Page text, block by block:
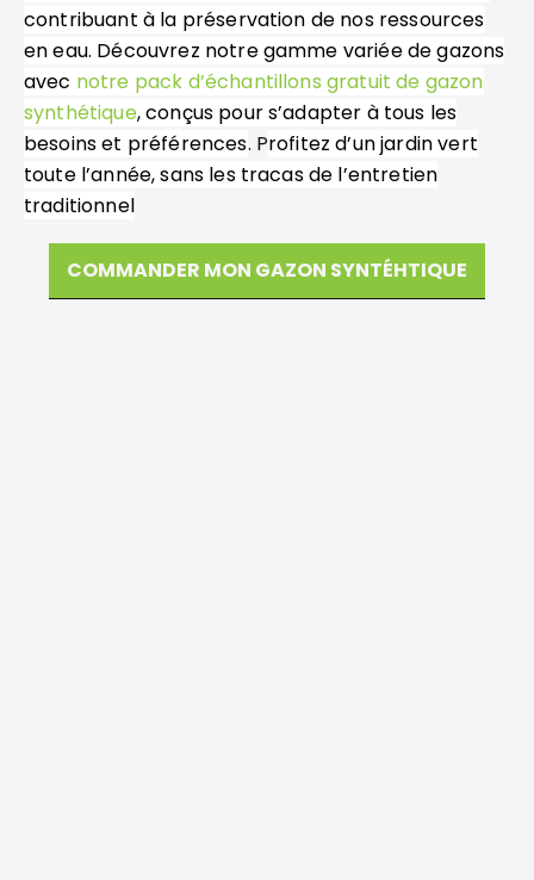
contribuant à la préservation de nos ressources
en eau. Découvrez notre gamme variée de gazons
avec notre pack d’échantillons gratuit de gazon
synthétique, conçus pour s’adapter à tous les
besoins et préférences. Profitez d’un jardin vert
toute l’année, sans les tracas de l’entretien
traditionnel
COMMANDER MON GAZON SYNTÉHTIQUE